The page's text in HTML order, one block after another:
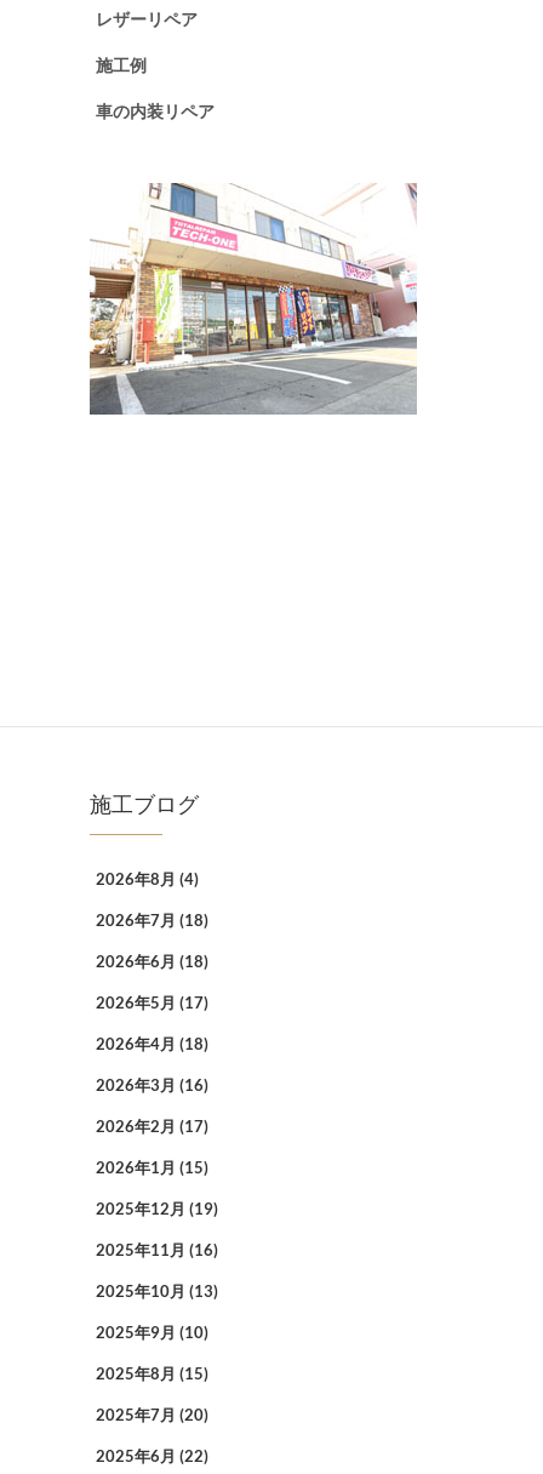
レザーリペア
施工例
車の内装リペア
施工ブログ
2026年8月 (4)
2026年7月 (18)
2026年6月 (18)
2026年5月 (17)
2026年4月 (18)
2026年3月 (16)
2026年2月 (17)
2026年1月 (15)
2025年12月 (19)
2025年11月 (16)
2025年10月 (13)
2025年9月 (10)
2025年8月 (15)
2025年7月 (20)
2025年6月 (22)